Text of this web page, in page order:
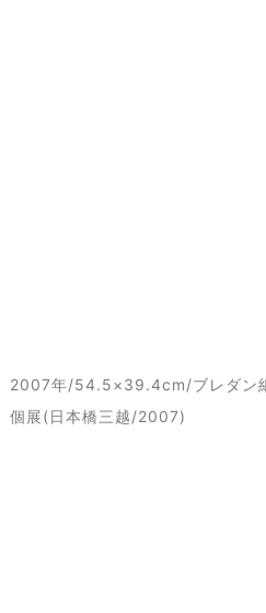
2007年/54.5×39.4cm/ブレダン
個展(日本橋三越/2007)